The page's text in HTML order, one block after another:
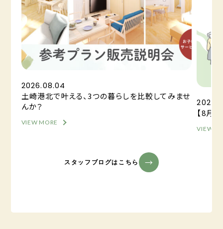
2026.08.04
土崎港北で叶える、3つの暮らしを比較してみませ
んか？
VIEW MORE
【8月
VIEW
スタッフブログはこちら